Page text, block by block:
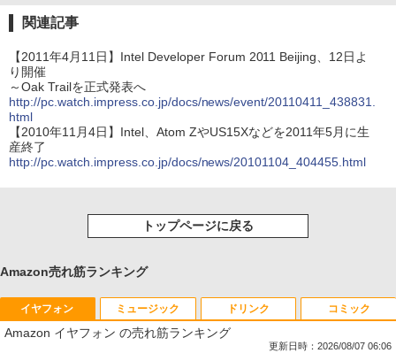
関連記事
【2011年4月11日】Intel Developer Forum 2011 Beijing、12日よ
り開催
～Oak Trailを正式発表へ
http://pc.watch.impress.co.jp/docs/news/event/20110411_438831.
html
【2010年11月4日】Intel、Atom ZやUS15Xなどを2011年5月に生
産終了
http://pc.watch.impress.co.jp/docs/news/20101104_404455.html
トップページに戻る
Amazon売れ筋ランキング
イヤフォン
Amazon イヤフォン の売れ筋ランキング
更新日時：2026/08/07 06:06
ミュージック ドリンク コミック